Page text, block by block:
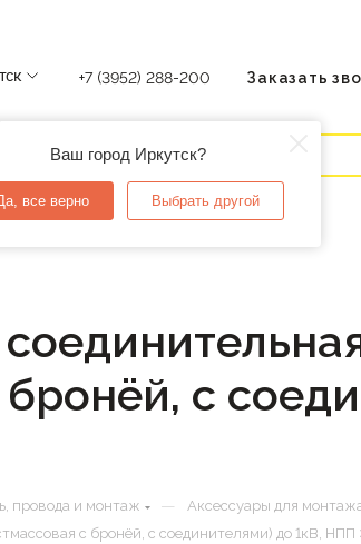
Ваш город Иркутск?
все верно Выбрать другой
+7 (3952) 288-200 Заказать
бронёй, с
провода и монтаж — Аксессуары для
с бронёй, с соединителями) до 1кВ, НПП